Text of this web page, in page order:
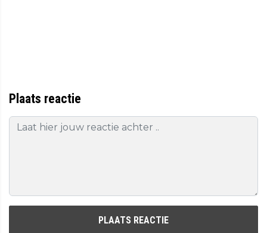
Plaats reactie
PLAATS REACTIE